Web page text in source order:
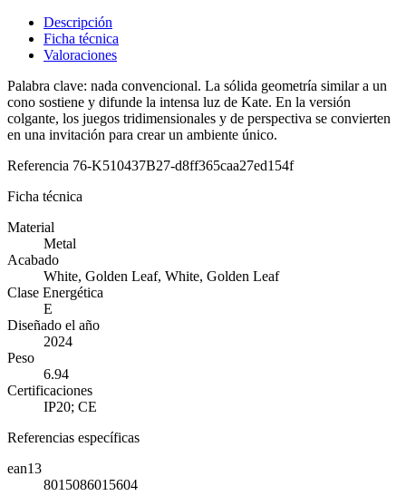
Descripción
Ficha técnica
Valoraciones
Palabra clave: nada convencional. La sólida geometría similar a un
cono sostiene y difunde la intensa luz de Kate. En la versión
colgante, los juegos tridimensionales y de perspectiva se convierten
en una invitación para crear un ambiente único.
Referencia 76-K510437B27-d8ff365caa27ed154f
Ficha técnica
Material
Metal
Acabado
White, Golden Leaf, White, Golden Leaf
Clase Energética
E
Diseñado el año
2024
Peso
6.94
Certificaciones
IP20; CE
Referencias específicas
ean13
8015086015604